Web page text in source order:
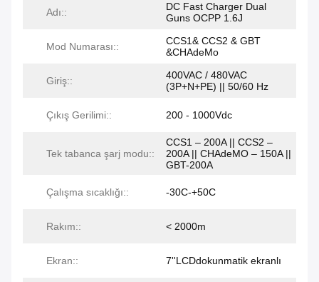
Adı::
DC Fast Charger Dual
Guns OCPP 1.6J
Mod Numarası::
CCS1& CCS2 & GBT
&CHAdeMo
Giriş::
400VAC / 480VAC
(3P+N+PE) || 50/60 Hz
Çıkış Gerilimi:: 200 - 1000Vdc
Tek tabanca şarj modu::
CCS1 – 200A || CCS2 –
200A || CHAdeMO – 150A ||
GBT-200A
Çalışma sıcaklığı:: -30C-+50C
Rakım:: < 2000m
Ekran:: 7''LCDdokunmatik ekranlı